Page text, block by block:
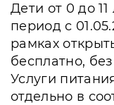
Дети от 0 до
период с
рамках
бесплатно,
Услуги
отдельно в